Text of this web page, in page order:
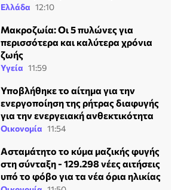
Ελλάδα 12:10
Mακροζωία: Οι 5 πυλώνες για
περισσότερα και καλύτερα χρόνια
ζωής
Υγεία 11:59
Υποβλήθηκε το αίτημα για την
ενεργοποίηση της ρήτρας διαφυγής
για την ενεργειακή ανθεκτικότητα
Οικονομία 11:54
Ασταμάτητο το κύμα μαζικής φυγής
στη σύνταξη - 129.298 νέες αιτήσεις
υπό το φόβο για τα νέα όρια ηλικίας